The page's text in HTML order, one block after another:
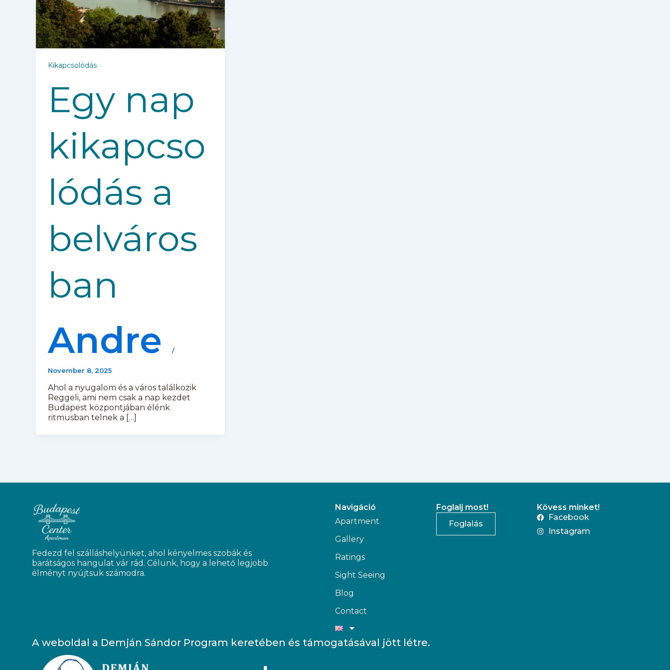
Kikapcsolódás
Egy nap
kikapcso
lódás a
belváros
ban
Andre
/
November 8, 2025
Ahol a nyugalom és a város találkozik
Reggeli, ami nem csak a nap kezdet
Budapest központjában élénk
ritmusban telnek a […]
Fedezd fel szálláshelyünket, ahol kényelmes szobák és
barátságos hangulat vár rád. Célunk, hogy a lehető legjobb
élményt nyújtsuk számodra.
Navigáció
Apartment
Gallery
Ratings
Sight Seeing
Blog
Contact
Foglalj most!
Foglalás
Kövess minket!
Facebook
Instagram
A weboldal a Demján Sándor Program keretében és támogatásával jött létre.